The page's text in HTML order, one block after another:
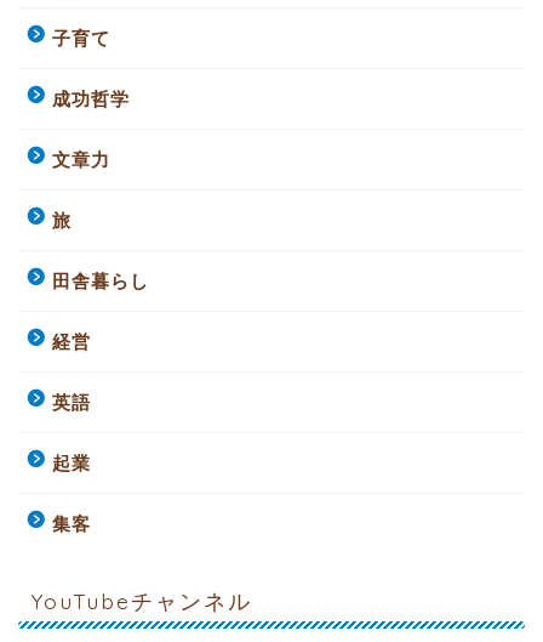
子育て
成功哲学
文章力
旅
田舎暮らし
経営
英語
起業
集客
YouTubeチャンネル